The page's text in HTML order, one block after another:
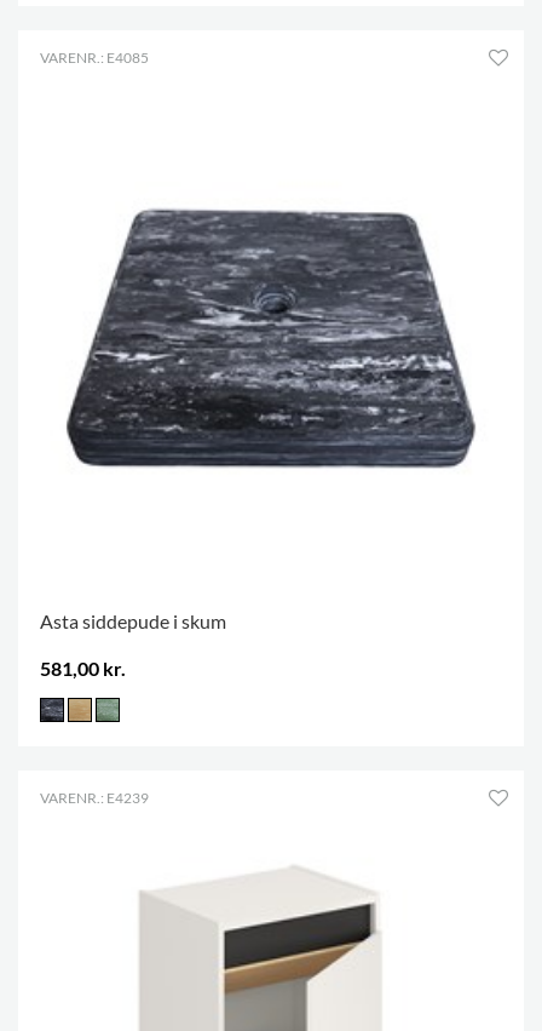
VARENR.: E4085
Asta siddepude i skum
581,00 kr.
VARENR.: E4239